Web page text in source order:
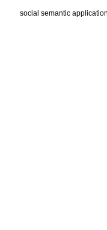
social semantic